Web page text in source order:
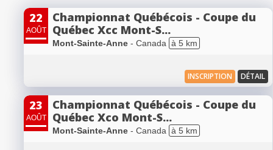
22
AOÛT
Championnat Québécois - Coupe du
Québec Xcc Mont-S...
Mont-Sainte-Anne - Canada à 5 km
INSCRIPTION DÉTAIL
23
AOÛT
Championnat Québécois - Coupe du
Québec Xco Mont-S...
Mont-Sainte-Anne - Canada à 5 km